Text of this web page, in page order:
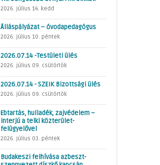
2026. július 14. kedd
Álláspályázat – óvodapedagógus
2026. július 10. péntek
2026.07.14 -Testületi ülés
2026. július 09. csütörtök
2026.07.14 - SZEIK Bizottsági ülés
2026. július 09. csütörtök
Ebtartás, hulladék, zajvédelem –
interjú a telki közterület-
felügyelővel
2026. július 03. péntek
Budakeszi felhívása azbeszt-